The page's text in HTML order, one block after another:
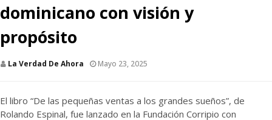
dominicano con visión y
propósito
La Verdad De Ahora Mayo 23, 2025
El libro “De las pequeñas ventas a los grandes sueños”, de
Rolando Espinal, fue lanzado en la Fundación Corripio con